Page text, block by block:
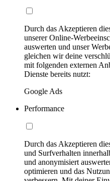
Durch das Akzeptieren
unserer Online-
auswerten und unser
gleichen wir deine
mit folgenden externen
Dienste bereits nutzt:
Google Ads
Performance
Durch das Akzeptieren
und Surfverhalten
und anonymisiert
optimieren und das